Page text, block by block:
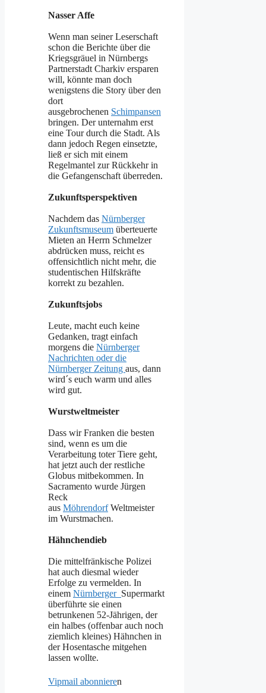
Nasser Affe
Wenn man seiner Leserschaft
schon die Berichte über die
Kriegsgräuel in Nürnbergs
Partnerstadt Charkiv ersparen
will, könnte man doch
wenigstens die Story über den
dort
ausgebrochenen Schimpansen
bringen. Der unternahm erst
eine Tour durch die Stadt. Als
dann jedoch Regen einsetzte,
ließ er sich mit einem
Regelmantel zur Rückkehr in
die Gefangenschaft überreden.
Zukunftsperspektiven
Nachdem das Nürnberger
Zukunftsmuseum überteuerte
Mieten an Herrn Schmelzer
abdrücken muss, reicht es
offensichtlich nicht mehr, die
studentischen Hilfskräfte
korrekt zu bezahlen.
Zukunftsjobs
Leute, macht euch keine
Gedanken, tragt einfach
morgens die Nürnberger
Nachrichten oder die
Nürnberger Zeitung aus, dann
wird´s euch warm und alles
wird gut.
Wurstweltmeister
Dass wir Franken die besten
sind, wenn es um die
Verarbeitung toter Tiere geht,
hat jetzt auch der restliche
Globus mitbekommen. In
Sacramento wurde Jürgen
Reck
aus MöhrendorfWeltmeister
im Wurstmachen.
Hähnchendieb
Die mittelfränkische Polizei
hat auch diesmal wieder
Erfolge zu vermelden. In
einem Nürnberger Supermarkt
überführte sie einen
betrunkenen 52-Jährigen, der
ein halbes (offenbar auch noch
ziemlich kleines) Hähnchen in
der Hosentasche mitgehen
lassen wollte.
Vipmail abonnieren